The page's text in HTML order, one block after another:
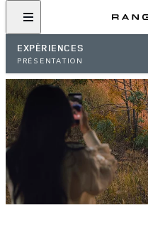
EXPÉRIENCES
PRÉSENTATION